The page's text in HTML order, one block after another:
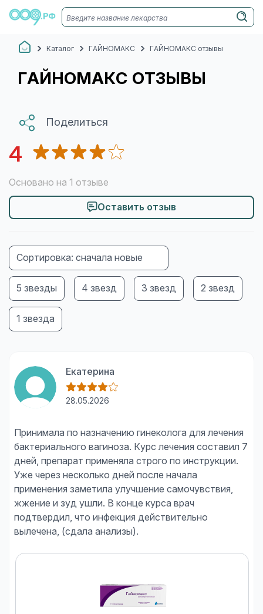
Каталог ГАЙНОМАКС ГАЙНОМАКС отзывы
ГАЙНОМАКС ОТЗЫВЫ
Поделиться
4
Основано на 1 отзыве
Оставить отзыв
Сортировка: сначала новые
5 звезды 4 звезд 3 звезд 2 звезд
1 звезда
Екатерина
28.05.2026
Принимала по назначению гинеколога для лечения
бактериального вагиноза. Курс лечения составил 7
дней, препарат применяла строго по инструкции.
Уже через несколько дней после начала
применения заметила улучшение самочувствия,
жжение и зуд ушли. В конце курса врач
подтвердил, что инфекция действительно